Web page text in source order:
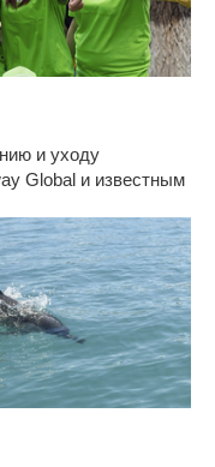
и уходу
Global и известным